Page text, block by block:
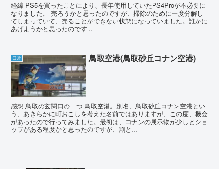
経緯 PS5を買ったことにより、長年使用していたPS4Proが不必要に
なりました。 売ろうかと思ったのですが、掃除のために一度分解し
てしまっていて、売ることができない状態になっていました。誰かに
あげようかと思ったのです...
日常 鳥取空港(鳥取砂丘コナン空港)
感想 鳥取の玄関口の一つ 鳥取空港。別名、鳥取砂丘コナン空港とい
う、あきらかに町おこしを考えた名前ではありますが、この度、機会
があったので行ってみました。最初は、コナンの展示物が少しとショ
ップがある程度かと思ったのですが、割と...